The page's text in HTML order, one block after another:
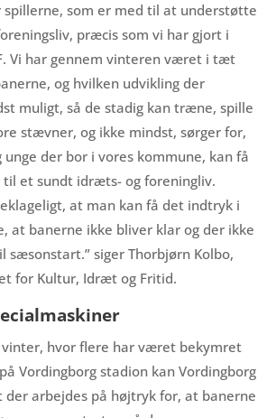
som er med til at understøtte
præcis som vi har gjort i
Vi har gennem vinteren været i tæt
og hvilken udvikling der
muligt, så de stadig kan træne, spille
stævner, og ikke mindst, sørger for,
der bor i vores kommune, kan få
til et sundt idræts- og foreningliv.
at man kan få det indtryk i
at banerne ikke bliver klar og der ikke
sæsonstart.” siger Thorbjørn Kolbo,
for Kultur, Idræt og Fritid.
vinter, hvor flere har været bekymret
Vordingborg stadion kan Vordingborg
der arbejdes på højtryk for, at banerne